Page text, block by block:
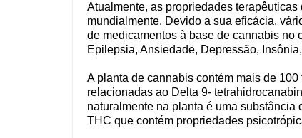
Atualmente, as propriedades
mundialmente. Devido a sua eficácia,
de medicamentos à base de cannabis no
Epilepsia, Ansiedade, Depressão,
A planta de cannabis contém mais de
relacionadas ao Delta 9-
naturalmente na planta é uma
THC que contém propriedades